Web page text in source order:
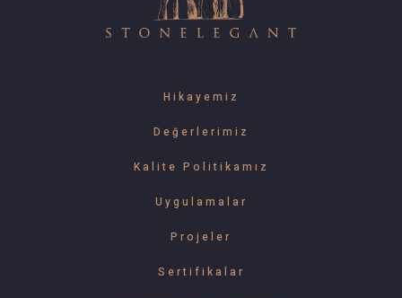
Hikayemiz
Değerlerimiz
Kalite Politikamız
Uygulamalar
Projeler
Sertifikalar